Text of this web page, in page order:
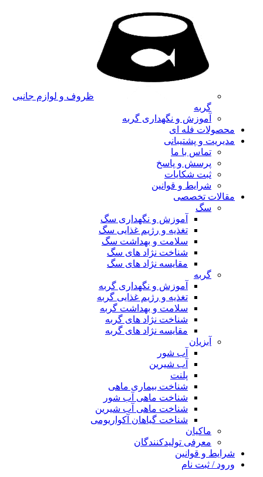
ظروف و لوازم جانبی
گربه
آموزش و نگهداری گربه
محصولات فله ای
مدیریت و پشتیبانی
تماس با ما
پرسش و پاسخ
ثبت شکایات
شرایط و قوانین
مقالات تخصصی
سگ
آموزش و نگهداری سگ
تغذیه و رژیم غذایی سگ
سلامت و بهداشت سگ
شناخت نژاد های سگ
مقایسه نژاد های سگ
گربه
آموزش و نگهداری گربه
تغذیه و رژیم غذایی گربه
سلامت و بهداشت گربه
شناخت نژاد های گربه
مقایسه نژاد های گربه
آبزیان
آب شور
آب شیرین
پلنت
شناخت بیماری ماهی
شناخت ماهی آب شور
شناخت ماهی آب شیرین
شناخت گیاهان آکواریومی
ماکیان
معرفی تولیدکنندگان
شرایط و قوانین
ورود / ثبت نام